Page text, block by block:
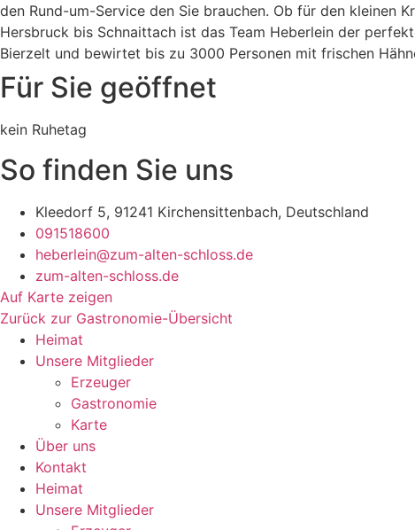
den Rund-um-Service den Sie brauchen. Ob für den kleinen
Hersbruck bis Schnaittach ist das Team Heberlein der
Bierzelt und bewirtet bis zu 3000 Personen mit frischen
Für Sie geöffnet
kein Ruhetag
So finden Sie uns
Kleedorf 5, 91241 Kirchensittenbach, Deutschland
091518600
heberlein@zum-alten-schloss.de
zum-alten-schloss.de
Auf Karte zeigen
Zurück zur Gastronomie-Übersicht
Heimat
Unsere Mitglieder
Erzeuger
Gastronomie
Karte
Über uns
Kontakt
Heimat
Unsere Mitglieder